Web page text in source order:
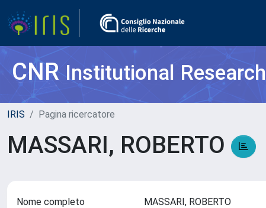
CNRInstitutional
IRIS Pagina ricercatore
MASSARI, ROBERTO
Nome completo MASSARI, ROBERTO